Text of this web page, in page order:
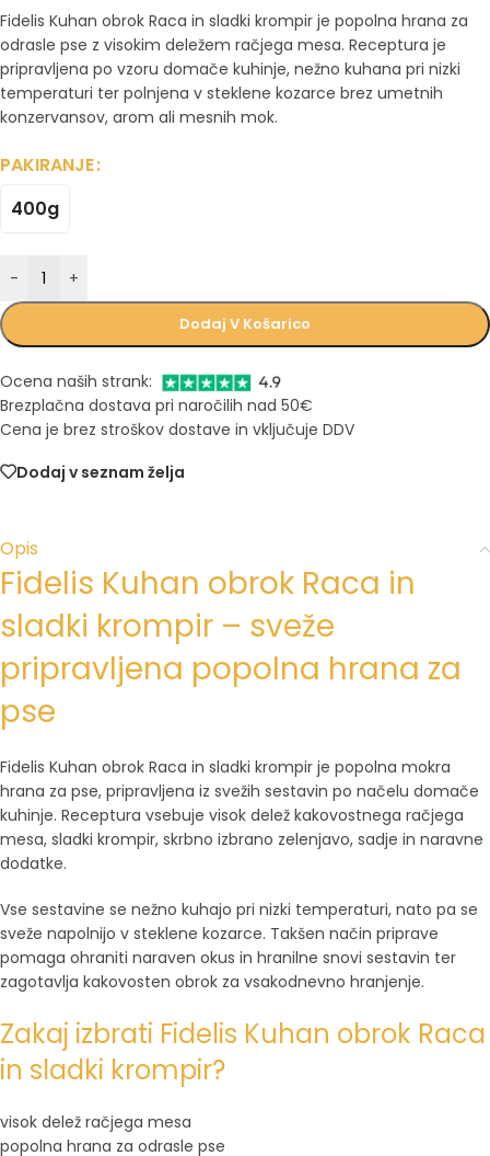
Fidelis Kuhan obrok Raca in sladki krompir je popolna hrana za
odrasle pse z visokim deležem račjega mesa. Receptura je
pripravljena po vzoru domače kuhinje, nežno kuhana pri nizki
temperaturi ter polnjena v steklene kozarce brez umetnih
konzervansov, arom ali mesnih mok.
PAKIRANJE
400g
- +
Dodaj V Košarico
Ocena naših strank:
Brezplačna dostava pri naročilih nad 50€
Cena je brez stroškov dostave in vključuje DDV
Dodaj v seznam želja
Opis
Fidelis Kuhan obrok Raca in
sladki krompir – sveže
pripravljena popolna hrana za
pse
Fidelis Kuhan obrok Raca in sladki krompir je popolna mokra
hrana za pse, pripravljena iz svežih sestavin po načelu domače
kuhinje. Receptura vsebuje visok delež kakovostnega račjega
mesa, sladki krompir, skrbno izbrano zelenjavo, sadje in naravne
dodatke.
Vse sestavine se nežno kuhajo pri nizki temperaturi, nato pa se
sveže napolnijo v steklene kozarce. Takšen način priprave
pomaga ohraniti naraven okus in hranilne snovi sestavin ter
zagotavlja kakovosten obrok za vsakodnevno hranjenje.
Zakaj izbrati Fidelis Kuhan obrok Raca
in sladki krompir?
visok delež račjega mesa
popolna hrana za odrasle pse